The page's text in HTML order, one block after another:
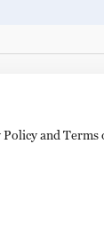
and Terms